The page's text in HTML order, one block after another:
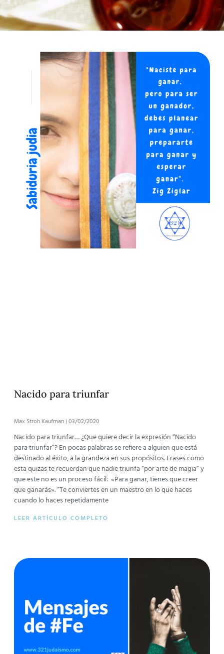
Nacido para triunfar
Max Stroh Kaufman 03/02/2020
Nacido para triunfar… ¿Que quiere decir la expresión “Nacido
para triunfar”? En pocas palabras se refiere a alguien que está
destinado al éxito, a la grandeza en sus propósitos. Frases como
esta quizas te recuerdan que nadie triunfa “por arte de magia” y
que este no es un proceso fácil: «Para ganar, tienes que creer
que ganarás». “Te conviertes en un maestro en lo que haces
cuando lo haces repetidamente
LEER ARTÍCULO COMPLETO